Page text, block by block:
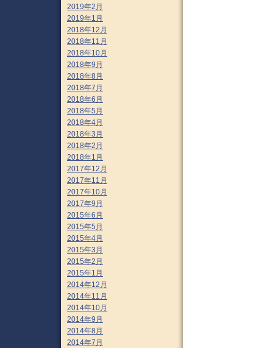
2019年2月
2019年1月
2018年12月
2018年11月
2018年10月
2018年9月
2018年8月
2018年7月
2018年6月
2018年5月
2018年4月
2018年3月
2018年2月
2018年1月
2017年12月
2017年11月
2017年10月
2017年9月
2015年6月
2015年5月
2015年4月
2015年3月
2015年2月
2015年1月
2014年12月
2014年11月
2014年10月
2014年9月
2014年8月
2014年7月